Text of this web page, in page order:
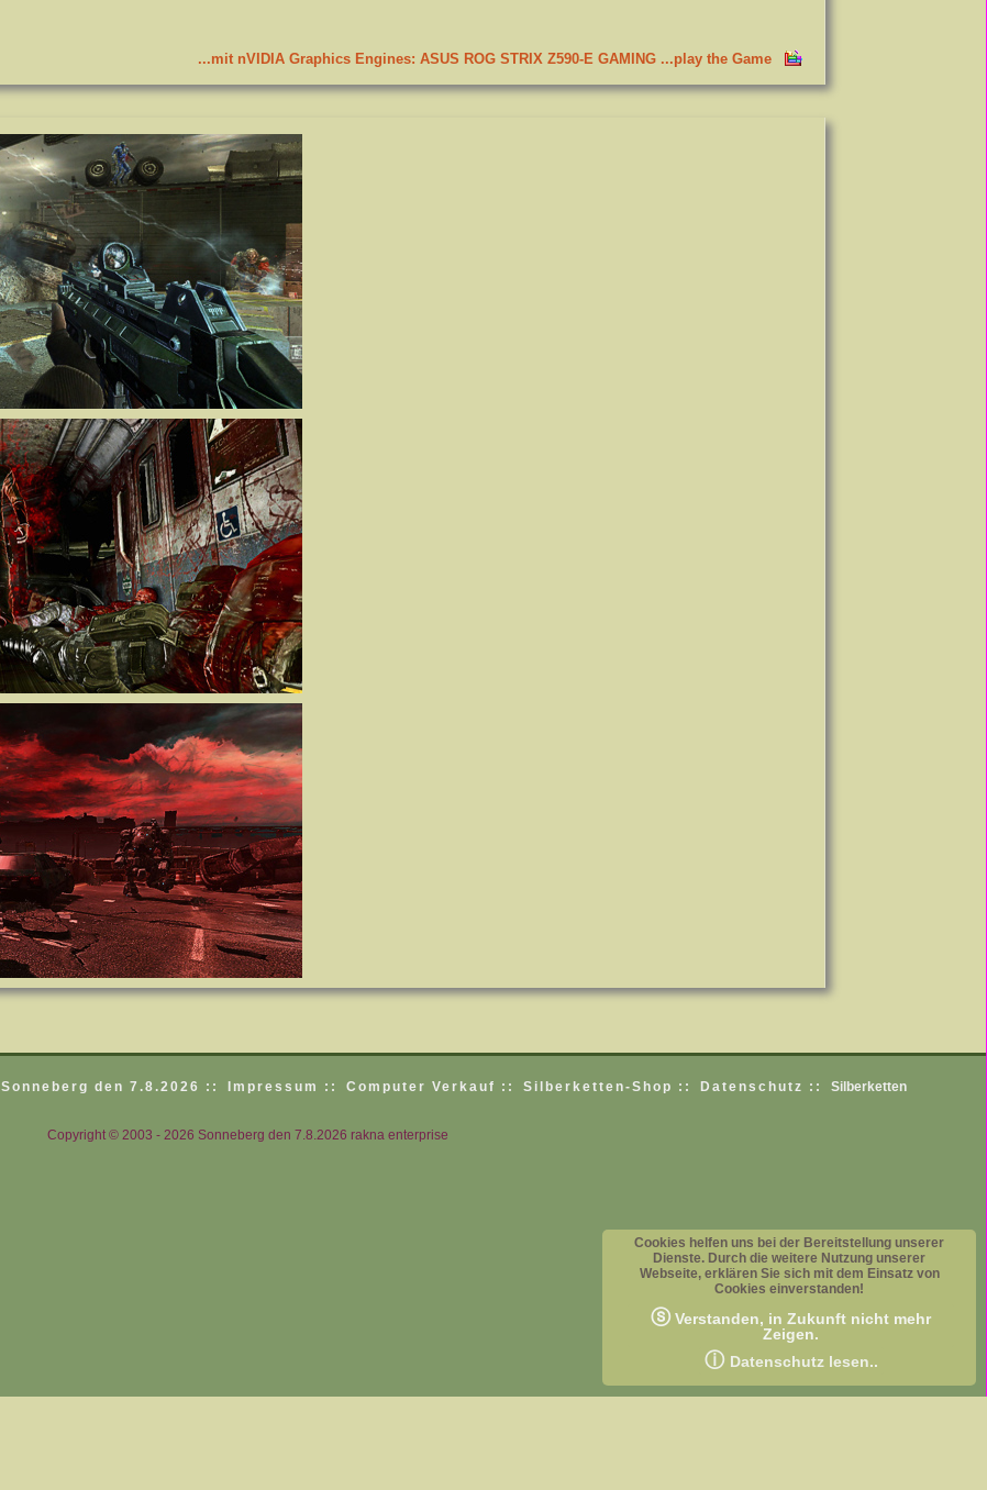
...mit nVIDIA Graphics Engines: ASUS ROG STRIX Z590-E GAMING ...play the Game
Sonneberg den 7.8.2026 :: Impressum :: Computer Verkauf :: Silberketten-Shop :: Datenschutz :: Silberketten
Cookies helfen uns bei der Bereitstellung unserer
Dienste. Durch die weitere Nutzung unserer
Webseite, erklären Sie sich mit dem Einsatz von
Cookies einverstanden!
ⓢ Verstanden, in Zukunft nicht mehr
Zeigen.
ⓘ Datenschutz lesen..
Copyright © 2003 - 2026 Sonneberg den 7.8.2026 rakna enterprise